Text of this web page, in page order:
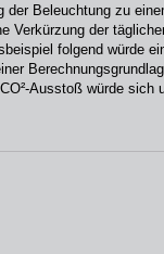
Beleuchtung zu
Verkürzung der
folgend würde
Ausstoß würde sich